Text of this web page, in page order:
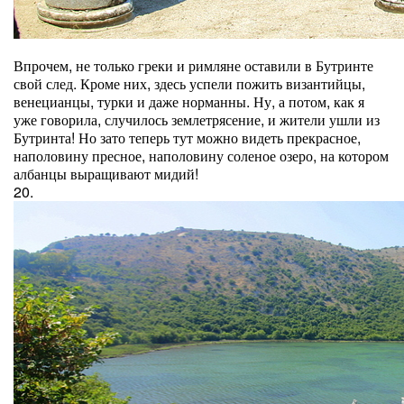
Впрочем, не только греки и римляне оставили в Бутринте
свой след. Кроме них, здесь успели пожить византийцы,
венецианцы, турки и даже норманны. Ну, а потом, как я
уже говорила, случилось землетрясение, и жители ушли из
Бутринта! Но зато теперь тут можно видеть прекрасное,
наполовину пресное, наполовину соленое озеро, на котором
албанцы выращивают мидий!
20.